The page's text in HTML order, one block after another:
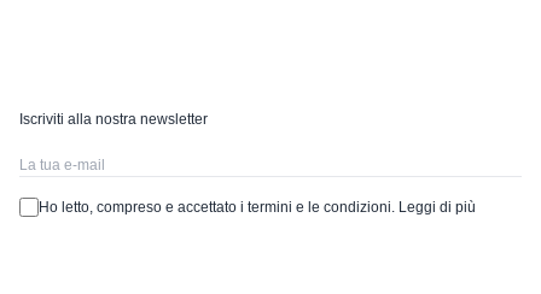
Iscriviti alla nostra newsletter
Ho letto, compreso e accettato i termini e le condizioni. Leggi di più